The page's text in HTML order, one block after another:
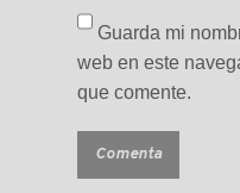
Guarda mi
web en este
que comente.